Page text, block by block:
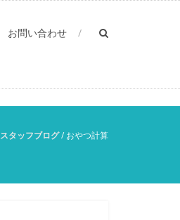
お問い合わせ
スタッフブログ/ おやつ計算